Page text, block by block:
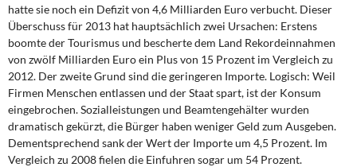
hatte sie noch ein Defizit von 4,6 Milliarden Euro verbucht. Dieser
Überschuss für 2013 hat hauptsächlich zwei Ursachen: Erstens
boomte der Tourismus und bescherte dem Land Rekordeinnahmen
von zwölf Milliarden Euro ein Plus von 15 Prozent im Vergleich zu
2012. Der zweite Grund sind die geringeren Importe. Logisch: Weil
Firmen Menschen entlassen und der Staat spart, ist der Konsum
eingebrochen. Sozialleistungen und Beamtengehälter wurden
dramatisch gekürzt, die Bürger haben weniger Geld zum Ausgeben.
Dementsprechend sank der Wert der Importe um 4,5 Prozent. Im
Vergleich zu 2008 fielen die Einfuhren sogar um 54 Prozent.